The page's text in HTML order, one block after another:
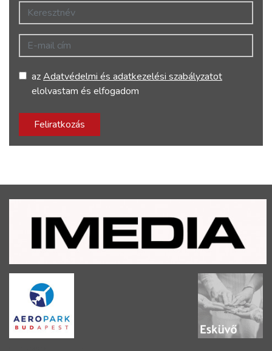
Keresztnév
E-mail cím
azAdatvédelmi és adatkezelési szabályzatot
elolvastam és elfogadom
Feliratkozás